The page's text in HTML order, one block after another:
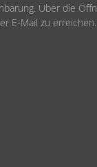
Über die
E-Mail zu erreichen.